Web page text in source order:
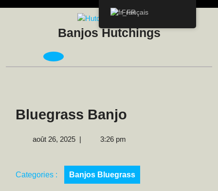
Banjos Hutchings
Open
Bluegrass Banjo
août 26, 2025août
| 3:26 pm
Categories : Banjos Bluegrass
Français